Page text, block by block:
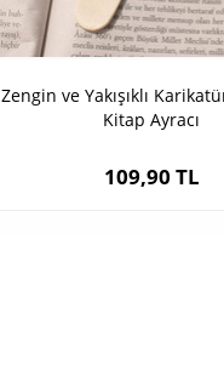
Zengin ve Yakışıklı
Kitap Ayracı
109,90 TL